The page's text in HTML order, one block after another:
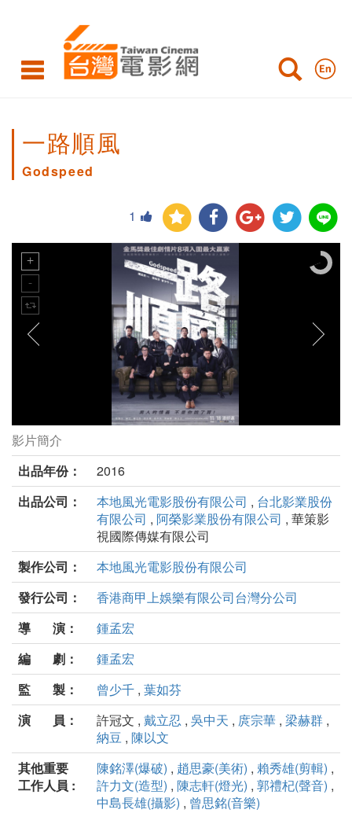
一路順風
Godspeed
1
一路順風劇照
影片簡介
出品年份：
2016
出品公司：
本地風光電影股份有限公司 , 台北影業股份
有限公司 , 阿榮影業股份有限公司 , 華策影
視國際傳媒有限公司
製作公司：
本地風光電影股份有限公司
發行公司：
香港商甲上娛樂有限公司台灣分公司
導 演：
鍾孟宏
編 劇：
鍾孟宏
監 製：
曾少千 , 葉如芬
演 員：
許冠文 , 戴立忍 , 吳中天 , 庹宗華 , 梁赫群 ,
納豆 , 陳以文
其他重要
工作人員 :
陳銘澤(爆破) , 趙思豪(美術) , 賴秀雄(剪輯) ,
許力文(造型) , 陳志軒(燈光) , 郭禮杞(聲音) ,
中島長雄(攝影) , 曾思銘(音樂)